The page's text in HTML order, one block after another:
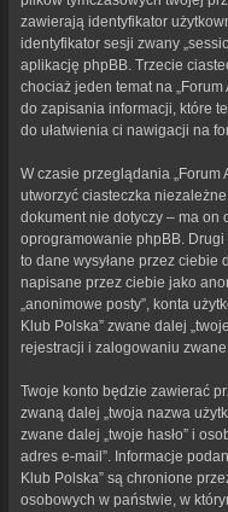
zawierają identyfikator
identyfikator sesji zwany
aplikację phpBB. Trzecie
chociaż jeden temat na
do zapisania informacji, które
do ułatwienia ci nawigacji na
W czasie przeglądania „Forum
utworzyć ciasteczka
dokument nie dotyczy – ma on
oprogramowanie phpBB.
to dane wysyłane przez ciebie
napisane przez ciebie jako
„anonimowe posty”, konta
Klub Polska” zwane dalej
rejestracji i zalogowaniu zwane
Twoje konto będzie zawierać
zwaną dalej „twoja nazwa
zwane dalej „twoje hasło” i
adres e-mail”. Informacje
Klub Polska” są chronione
osobowych w państwie, w